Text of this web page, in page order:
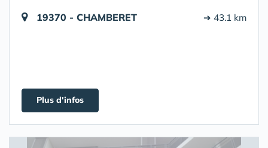
19370 - CHAMBERET ➔ 43.1 km
Plus d'infos